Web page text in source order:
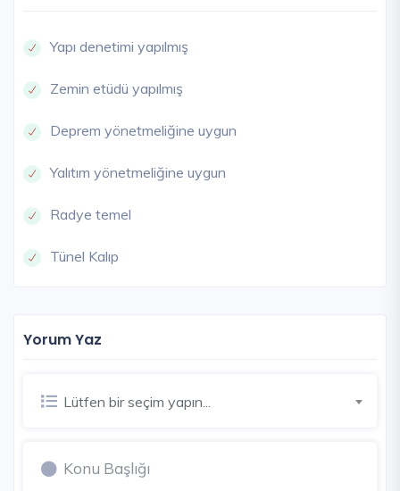
Yapı denetimi yapılmış
Zemin etüdü yapılmış
Deprem yönetmeliğine uygun
Yalıtım yönetmeliğine uygun
Radye temel
Tünel Kalıp
Yorum Yaz
Lütfen bir seçim yapın...